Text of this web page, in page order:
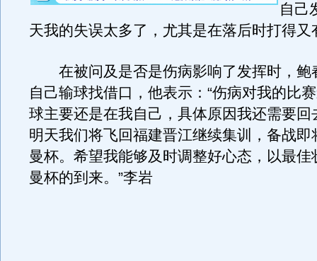
自己
天我的失误太多了，尤其是在落后时打得又
在被问及是否是伤病影响了发挥时，鲍
自己输球找借口，他表示：“伤病对我的比
球主要还是在我自己，具体原因我还需要回
明天我们将飞回福建晋江继续集训，备战即
曼杯。希望我能够及时调整好心态，以最佳
曼杯的到来。”李岩